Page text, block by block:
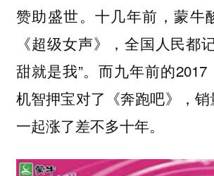
赞助盛世。十几年前，蒙牛
《超级女声》，全国人民都
甜就是我”。而九年前的
机智押宝对了《奔跑吧》，
一起涨了差不多十年。